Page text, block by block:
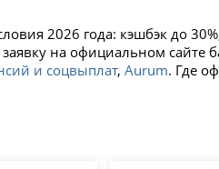
2026 года: кэшбэк до
на официальном сайте
и соцвыплат,Aurum. Где